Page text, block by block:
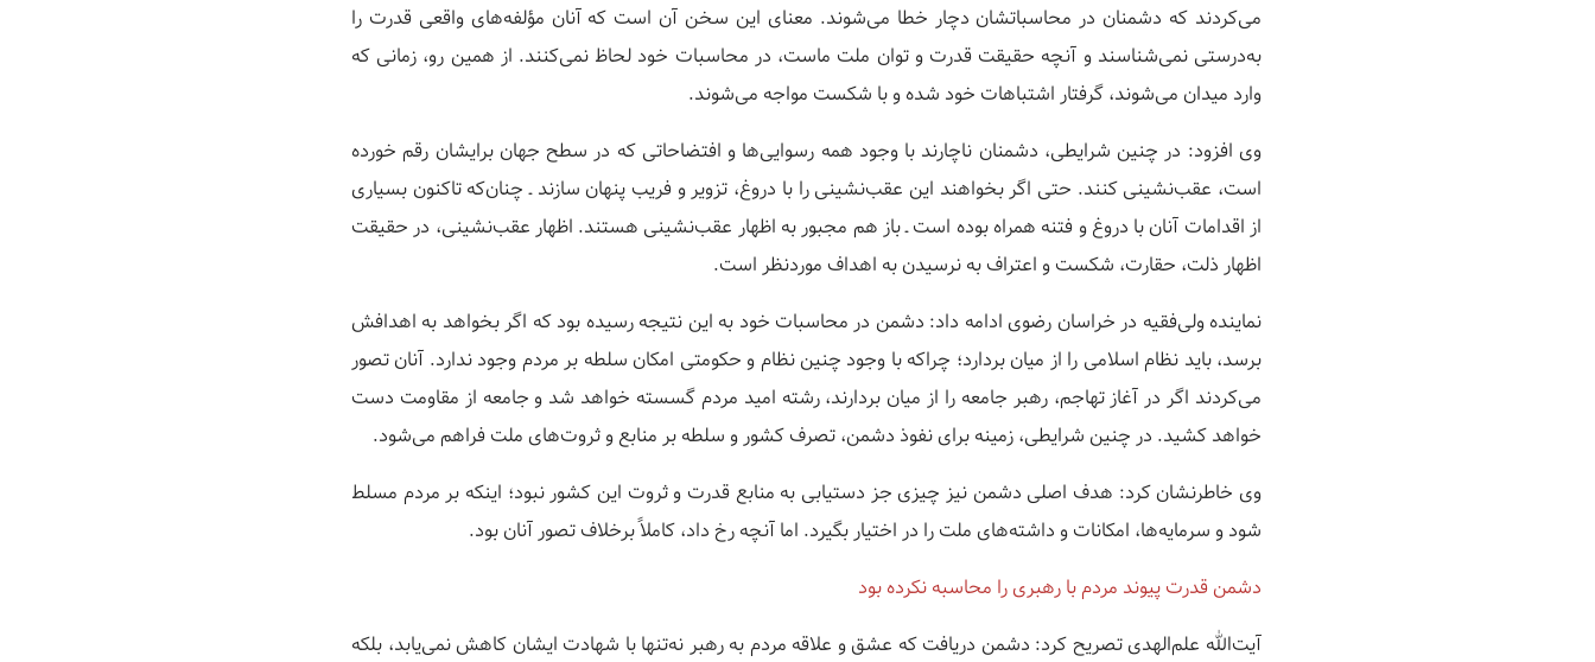
می‌کردند که دشمنان در محاسباتشان دچار خطا می‌شوند. معنای این سخن آن است که آنان مؤلفه‌های واقعی قدرت را
به‌درستی نمی‌شناسند و آنچه حقیقت قدرت و توان ملت ماست، در محاسبات خود لحاظ نمی‌کنند. از همین رو، زمانی که
وارد میدان می‌شوند، گرفتار اشتباهات خود شده و با شکست مواجه می‌شوند.
وی افزود: در چنین شرایطی، دشمنان ناچارند با وجود همه رسوایی‌ها و افتضاحاتی که در سطح جهان برایشان رقم خورده
است، عقب‌نشینی کنند. حتی اگر بخواهند این عقب‌نشینی را با دروغ، تزویر و فریب پنهان سازند ـ چنان‌که تاکنون بسیاری
از اقدامات آنان با دروغ و فتنه همراه بوده است ـ باز هم مجبور به اظهار عقب‌نشینی هستند. اظهار عقب‌نشینی، در حقیقت
اظهار ذلت، حقارت، شکست و اعتراف به نرسیدن به اهداف موردنظر است.
نماینده ولی‌فقیه در خراسان رضوی ادامه داد: دشمن در محاسبات خود به این نتیجه رسیده بود که اگر بخواهد به اهدافش
برسد، باید نظام اسلامی را از میان بردارد؛ چراکه با وجود چنین نظام و حکومتی امکان سلطه بر مردم وجود ندارد. آنان تصور
می‌کردند اگر در آغاز تهاجم، رهبر جامعه را از میان بردارند، رشته امید مردم گسسته خواهد شد و جامعه از مقاومت دست
خواهد کشید. در چنین شرایطی، زمینه برای نفوذ دشمن، تصرف کشور و سلطه بر منابع و ثروت‌های ملت فراهم می‌شود.
وی خاطرنشان کرد: هدف اصلی دشمن نیز چیزی جز دستیابی به منابع قدرت و ثروت این کشور نبود؛ اینکه بر مردم مسلط
شود و سرمایه‌ها، امکانات و داشته‌های ملت را در اختیار بگیرد. اما آنچه رخ داد، کاملاً برخلاف تصور آنان بود.
دشمن قدرت پیوند مردم با رهبری را محاسبه نکرده بود
آیت‌الله علم‌الهدی تصریح کرد: دشمن دریافت که عشق و علاقه مردم به رهبر نه‌تنها با شهادت ایشان کاهش نمی‌یابد، بلکه